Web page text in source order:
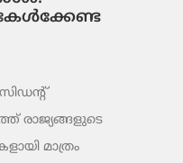
രാജ്യങ്ങളുടെ
മാത്രം